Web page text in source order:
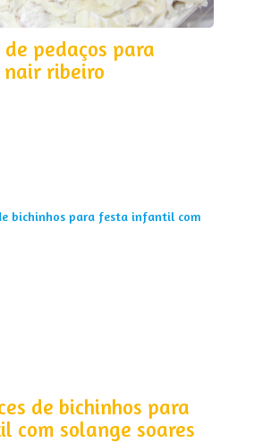
pedaços para
nair ribeiro
de bichinhos para
com solange soares